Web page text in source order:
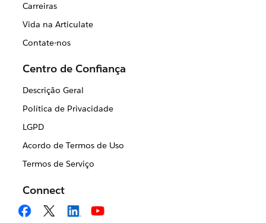
Carreiras
Vida na Articulate
Contate-nos
Centro de Confiança
Descrição Geral
Política de Privacidade
LGPD
Acordo de Termos de Uso
Termos de Serviço
Connect